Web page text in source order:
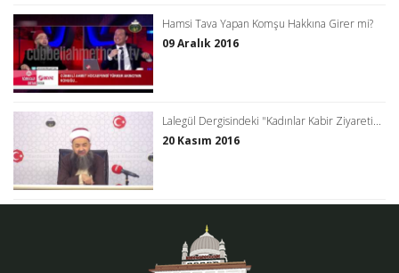
Hamsi Tava Yapan Komşu Hakkına Girer mi?
09 Aralık 2016
Lalegül Dergisindeki "Kadınlar Kabir Ziyareti...
20 Kasım 2016